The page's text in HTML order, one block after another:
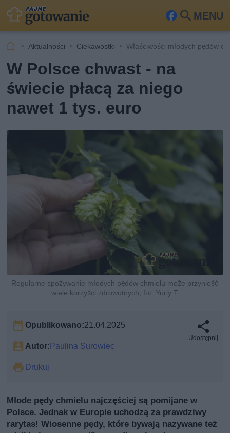
MENU
Fa
ceb
ook
Szu
kaj
Aktualności Ciekawostki Właściwości młodych pędów
W Polsce chwast - na
świecie płacą za niego
nawet 1 tys. euro
Regularne spożywanie młodych pędów chmielu może przynieść
wiele korzyści zdrowotnych, fot. Yuriy T
Opublikowano:21.04.2025
Autor:Paulina Surowiec
Drukuj
Udostępnij
Młode pędy chmielu najczęściej są pomijane w
Polsce. Jednak w Europie uchodzą za prawdziwy
rarytas! Wiosenne pędy, które bywają nazywane też